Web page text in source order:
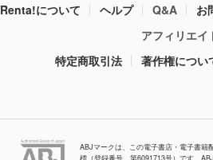
Renta!について ヘルプ Q&A お
アフィリエイ
特定商取引法
著作権につい
ABJマークは、この電子書店・電子書籍
標（登録番号 第6091713号）です。